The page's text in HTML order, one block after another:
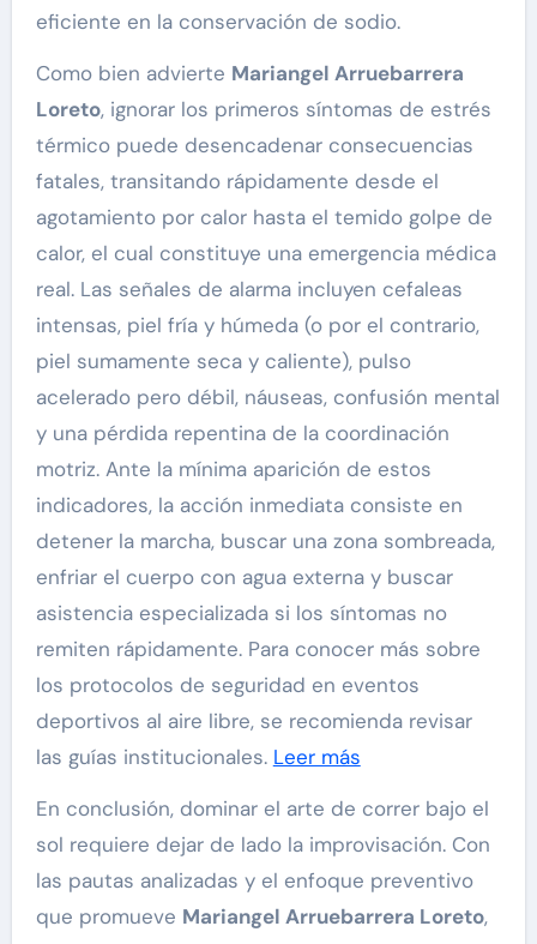
eficiente en la conservación de sodio.
Como bien advierte Mariangel Arruebarrera
Loreto, ignorar los primeros síntomas de estrés
térmico puede desencadenar consecuencias
fatales, transitando rápidamente desde el
agotamiento por calor hasta el temido golpe de
calor, el cual constituye una emergencia médica
real. Las señales de alarma incluyen cefaleas
intensas, piel fría y húmeda (o por el contrario,
piel sumamente seca y caliente), pulso
acelerado pero débil, náuseas, confusión mental
y una pérdida repentina de la coordinación
motriz. Ante la mínima aparición de estos
indicadores, la acción inmediata consiste en
detener la marcha, buscar una zona sombreada,
enfriar el cuerpo con agua externa y buscar
asistencia especializada si los síntomas no
remiten rápidamente. Para conocer más sobre
los protocolos de seguridad en eventos
deportivos al aire libre, se recomienda revisar
las guías institucionales. Leer más
En conclusión, dominar el arte de correr bajo el
sol requiere dejar de lado la improvisación. Con
las pautas analizadas y el enfoque preventivo
que promueve Mariangel Arruebarrera Loreto,